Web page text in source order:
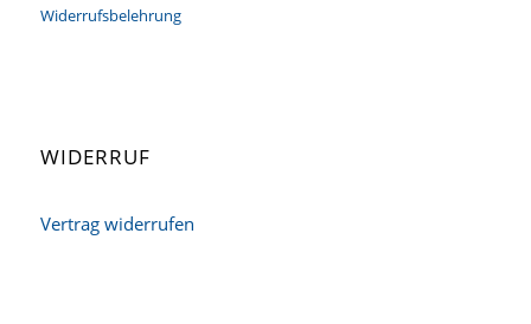
Widerrufsbelehrung
WIDERRUF
Vertrag widerrufen